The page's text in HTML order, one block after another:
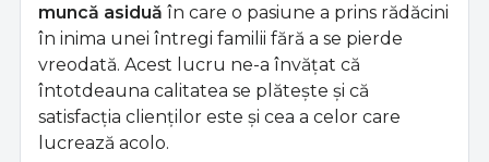
muncă asiduă în care o pasiune a prins rădăcini
în inima unei întregi familii fără a se pierde
vreodată. Acest lucru ne-a învățat că
întotdeauna calitatea se plătește și că
satisfacția clienților este și cea a celor care
lucrează acolo.